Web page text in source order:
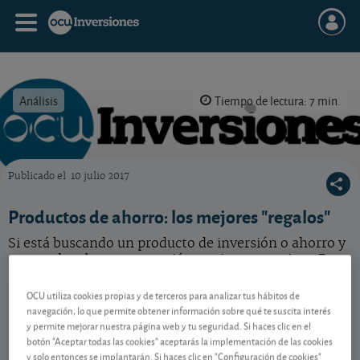
Análisis Tiempo de lectura: 7 min.
Publicado el 10 julio 2017
Productos de ahorro: los mejores "regalos"
Si está buscando un producto de inversión o ahorro y
aprovecha alguna promoción, mejor que mejor. ¡Pero
Contenido reservado a SOCIOS
OCU utiliza cookies propias y de terceros para analizar tus hábitos de
navegación, lo que permite obtener información sobre qué te suscita interés
y permite mejorar nuestra página web y tu seguridad. Si haces clic en el
botón "Aceptar todas las cookies" aceptarás la implementación de las cookies
y solo entonces se implantarán. Si haces clic en "Configuración de cookies"